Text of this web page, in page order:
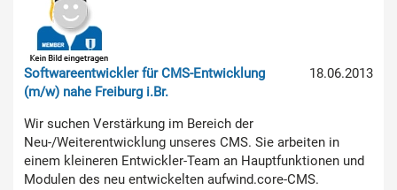
18.06.2013
Softwareentwickler für CMS-Entwicklung
(m/w) nahe Freiburg i.Br.
Wir suchen Verstärkung im Bereich der
Neu-/Weiterentwicklung unseres CMS. Sie arbeiten in
einem kleineren Entwickler-Team an Hauptfunktionen und
Modulen des neu entwickelten aufwind.core-CMS.